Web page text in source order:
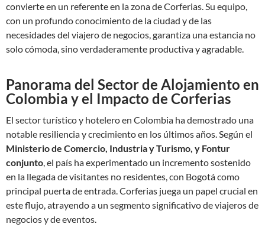
convierte en un referente en la zona de Corferias. Su equipo,
con un profundo conocimiento de la ciudad y de las
necesidades del viajero de negocios, garantiza una estancia no
solo cómoda, sino verdaderamente productiva y agradable.
Panorama del Sector de Alojamiento en
Colombia y el Impacto de Corferias
El sector turístico y hotelero en Colombia ha demostrado una
notable resiliencia y crecimiento en los últimos años. Según el
Ministerio de Comercio, Industria y Turismo, y Fontur
conjunto, el país ha experimentado un incremento sostenido
en la llegada de visitantes no residentes, con Bogotá como
principal puerta de entrada. Corferias juega un papel crucial en
este flujo, atrayendo a un segmento significativo de viajeros de
negocios y de eventos.